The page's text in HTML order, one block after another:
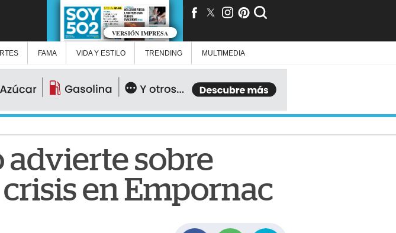
VERSIÓN IMPRESA
FAMA VIDA Y ESTILO TRENDING MULTIMEDIA
advierte sobre
crisis en Empornac